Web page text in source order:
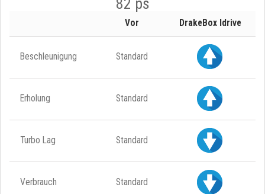
Vor DrakeBox Idrive
Beschleunigung Standard
Erholung Standard
Turbo Lag Standard
Verbrauch Standard